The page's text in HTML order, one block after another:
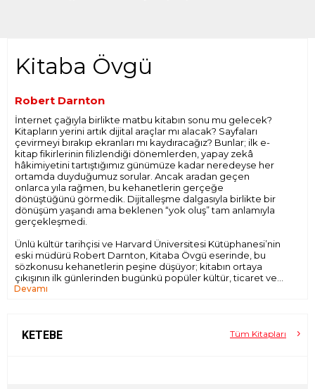
Kitaba Övgü
Robert Darnton
İnternet çağıyla birlikte matbu kitabın sonu mu gelecek?
Kitapların yerini artık dijital araçlar mı alacak? Sayfaları
çevirmeyi bırakıp ekranları mı kaydıracağız? Bunlar; ilk e-
kitap fikirlerinin filizlendiği dönemlerden, yapay zekâ
hâkimiyetini tartıştığımız günümüze kadar neredeyse her
ortamda duyduğumuz sorular. Ancak aradan geçen
onlarca yıla rağmen, bu kehanetlerin gerçeğe
dönüştüğünü görmedik. Dijitalleşme dalgasıyla birlikte bir
dönüşüm yaşandı ama beklenen “yok oluş” tam anlamıyla
gerçekleşmedi.
Ünlü kültür tarihçisi ve Harvard Üniversitesi Kütüphanesi’nin
eski müdürü Robert Darnton, Kitaba Övgü eserinde, bu
sözkonusu kehanetlerin peşine düşüyor; kitabın ortaya
çıkışının ilk günlerinden bugünkü popüler kültür, ticaret ve
akademideki değişen rolüne kadar uzanan derinlemesine
çevirmenin parmak ucundaki o eşsiz hissini ve bilginin
Devamı
KETEBE Tüm Kitapları